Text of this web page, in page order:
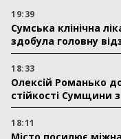
19:39
Сумська клінічна
здобула головну
18:33
Олексій Романько
стійкості Сумщини
18:11